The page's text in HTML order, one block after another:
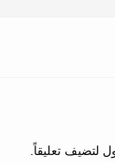
لتضيف تعليقاً.